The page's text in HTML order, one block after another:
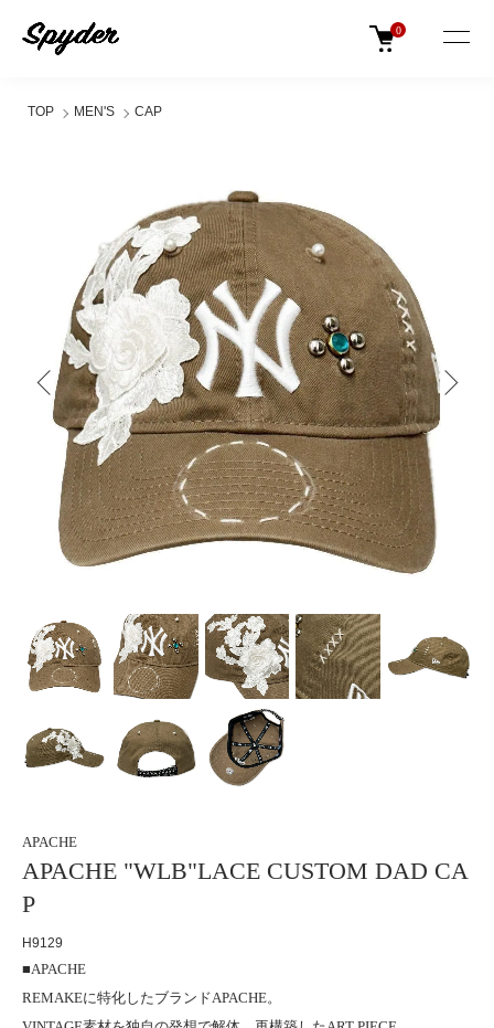
0
TOP MEN'S CAP
APACHE
APACHE "WLB"LACE CUSTOM DAD CA
P
H9129
■APACHE
REMAKEに特化したブランドAPACHE。